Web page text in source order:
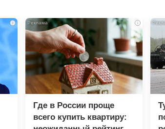
i i
Где в России проще
всего купить квартиру: